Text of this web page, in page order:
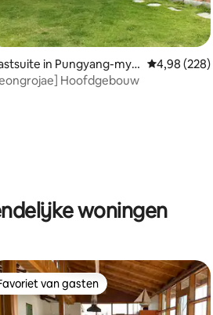
van 4,94 op 5, 311 recensies
in Pungyang-mye
Yecheon
4,98 (228)
Hoofdgebouw
woningen
van gasten
van gasten